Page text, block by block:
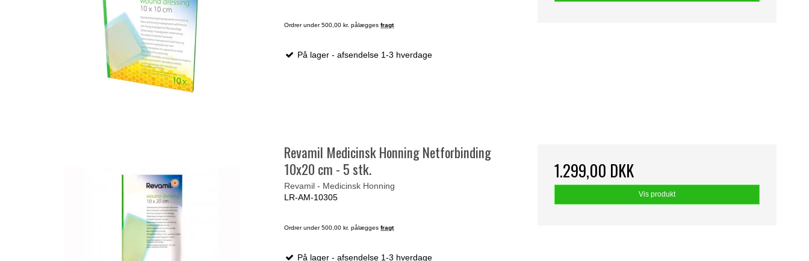
Ordrer under 500,00 kr. pålæggesfragt
På lager - afsendelse 1-3 hverdage
Revamil Medicinsk Honning Netforbinding
10x20 cm - 5 stk.
Revamil - Medicinsk Honning
LR-AM-10305
Ordrer under 500,00 kr. pålæggesfragt
På lager - afsendelse 1-3 hverdage
1.299,00 DKK
Vis produkt